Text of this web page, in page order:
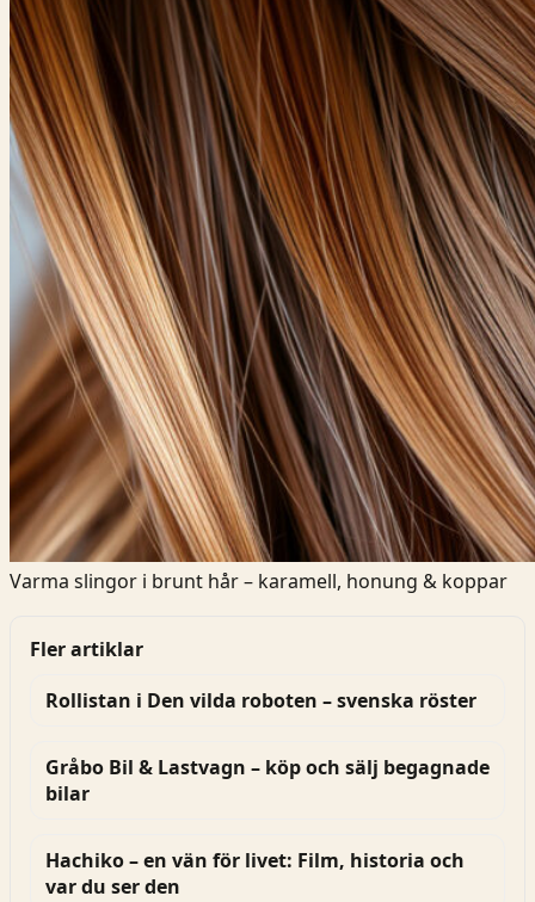
Varma slingor i brunt hår – karamell, honung & koppar
Fler artiklar
Rollistan i Den vilda roboten – svenska röster
Gråbo Bil & Lastvagn – köp och sälj begagnade
bilar
Hachiko – en vän för livet: Film, historia och
var du ser den